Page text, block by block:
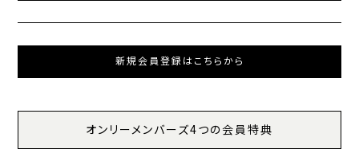
新規会員登録はこちらから
オンリーメンバーズ4つの会員特典